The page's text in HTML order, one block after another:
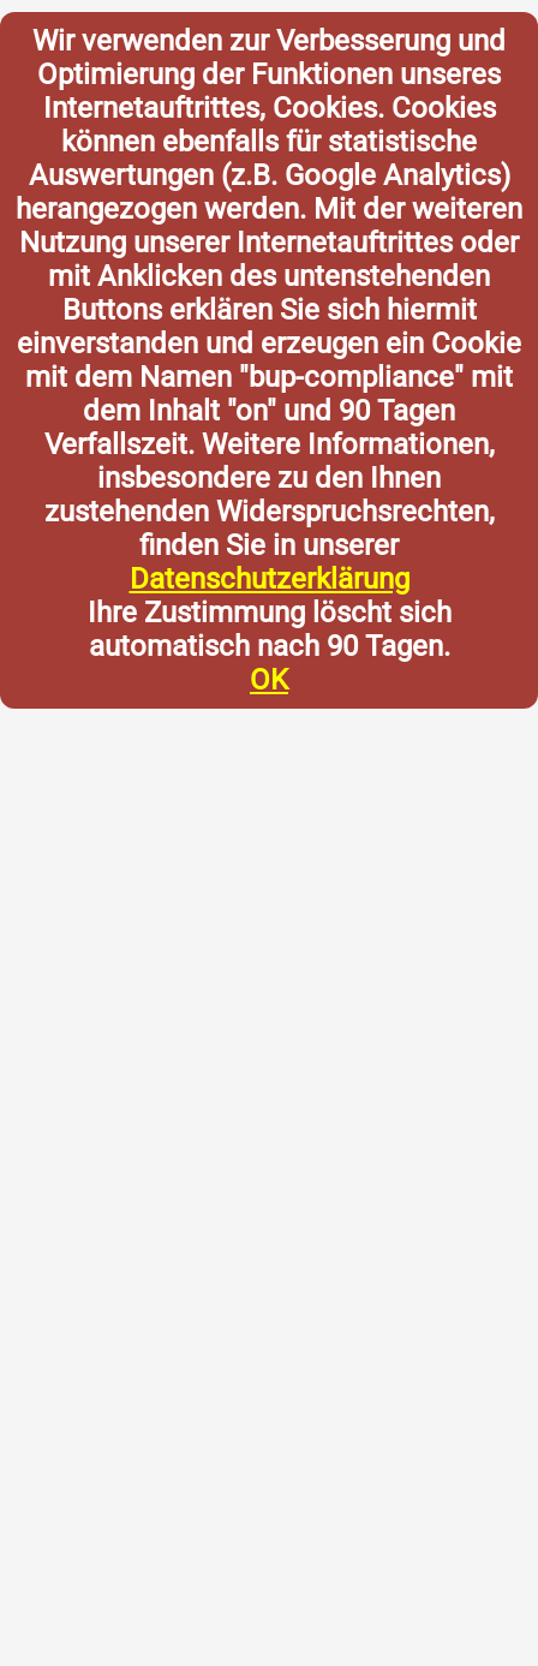
Wir verwenden zur Verbesserung und
Optimierung der Funktionen unseres
Internetauftrittes, Cookies. Cookies
können ebenfalls für statistische
Auswertungen (z.B. Google Analytics)
herangezogen werden. Mit der weiteren
Nutzung unserer Internetauftrittes oder
mit Anklicken des untenstehenden
Buttons erklären Sie sich hiermit
einverstanden und erzeugen ein Cookie
mit dem Namen "bup-compliance" mit
dem Inhalt "on" und 90 Tagen
Verfallszeit. Weitere Informationen,
insbesondere zu den Ihnen
zustehenden Widerspruchsrechten,
finden Sie in unserer
Datenschutzerklärung
Ihre Zustimmung löscht sich
automatisch nach 90 Tagen.
OK